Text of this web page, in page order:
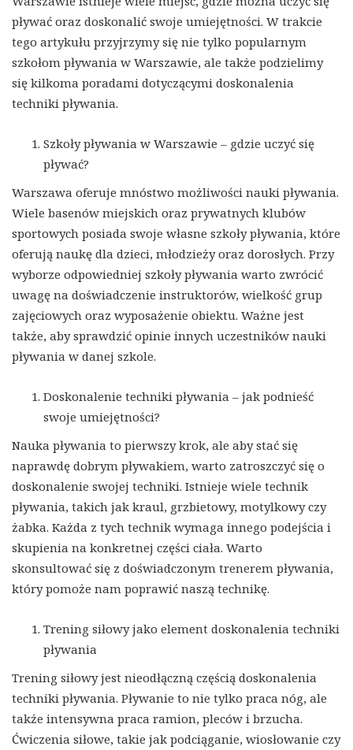
pływać oraz doskonalić swoje umiejętności. W trakcie
tego artykułu przyjrzymy się nie tylko popularnym
szkołom pływania w Warszawie, ale także podzielimy
się kilkoma poradami dotyczącymi doskonalenia
techniki pływania.
Szkoły pływania w Warszawie – gdzie uczyć się
pływać?
Warszawa oferuje mnóstwo możliwości nauki pływania.
Wiele basenów miejskich oraz prywatnych klubów
sportowych posiada swoje własne szkoły pływania, które
oferują naukę dla dzieci, młodzieży oraz dorosłych. Przy
wyborze odpowiedniej szkoły pływania warto zwrócić
uwagę na doświadczenie instruktorów, wielkość grup
zajęciowych oraz wyposażenie obiektu. Ważne jest
także, aby sprawdzić opinie innych uczestników nauki
pływania w danej szkole.
Doskonalenie techniki pływania – jak podnieść
swoje umiejętności?
Nauka pływania to pierwszy krok, ale aby stać się
naprawdę dobrym pływakiem, warto zatroszczyć się o
doskonalenie swojej techniki. Istnieje wiele technik
pływania, takich jak kraul, grzbietowy, motylkowy czy
żabka. Każda z tych technik wymaga innego podejścia i
skupienia na konkretnej części ciała. Warto
skonsultować się z doświadczonym trenerem pływania,
który pomoże nam poprawić naszą technikę.
Trening siłowy jako element doskonalenia techniki
pływania
Trening siłowy jest nieodłączną częścią doskonalenia
techniki pływania. Pływanie to nie tylko praca nóg, ale
także intensywna praca ramion, pleców i brzucha.
Ćwiczenia siłowe, takie jak podciąganie, wiosłowanie czy